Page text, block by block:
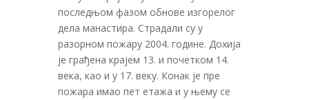
последњом фазом обнове изгорелог
дела манастира. Страдали су у
разорном пожару 2004. године. Дохија
је грађена крајем 13. и почетком 14.
века, као и у 17. веку. Конак је пре
пожара имао пет етажа и у њему се